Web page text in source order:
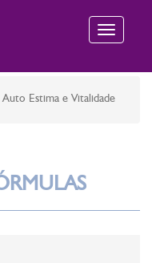
Toggle
Auto Estima e Vitalidade